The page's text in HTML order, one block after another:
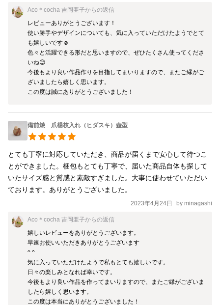
Aco＊cocha 吉岡亜子からの返信
レビューありがとうございます！
使い勝手やデザインについても、気に入っていただけたようでとて
も嬉しいです☺️
色々と活躍できる形だと思いますので、ぜひたくさん使ってくださ
いね😊
今後もより良い作品作りを目指してまいりますので、またご縁がご
ざいましたら嬉しく思います。
この度は誠にありがとうございました！
備前焼 爪楊枝入れ（ヒダスキ）壺型
とても丁寧に対応していただき、商品が届くまで安心して待つこ
とができました。梱包もとても丁寧で、届いた商品自体も探して
いたサイズ感と質感と素敵すぎました。大事に使わせていただい
ております。ありがとうございました。
2023年4月24日 by minagashi
Aco＊cocha 吉岡亜子からの返信
嬉しいレビューをありがとうございます。
早速お使いいただきありがとうございます
^ ^
気に入っていただけたようで私もとても嬉しいです。
日々の楽しみとなれば幸いです。
今後もより良い作品を作ってまいりますので、またご縁がございま
したら嬉しく思います。
この度は本当にありがとうございました！